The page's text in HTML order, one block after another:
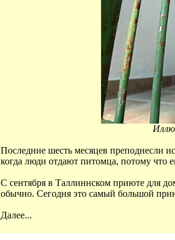
Последние шесть месяцев преподнесли
когда люди отдают питомца, потому что
С сентября в Таллиннском приюте для
обычно. Сегодня это самый большой
Далее...